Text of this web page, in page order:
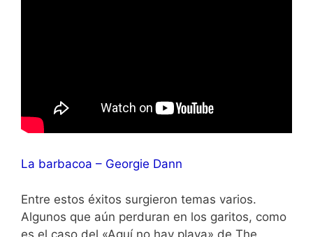
La barbacoa – Georgie Dann
Entre estos éxitos surgieron temas varios.
Algunos que aún perduran en los garitos, como
es el caso del «Aquí no hay playa» de The